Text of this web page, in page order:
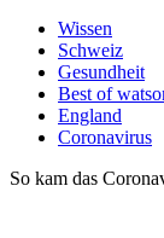
Wissen
Schweiz
Gesundheit
Best of
England
Coronavirus
So kam das